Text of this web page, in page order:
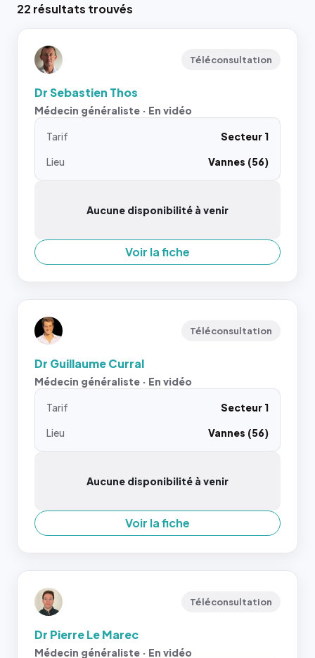
22 résultats trouvés
Téléconsultation
Dr Sebastien Thos
Médecin généraliste · En vidéo
Tarif
Secteur 1
Lieu
Vannes (56)
Aucune disponibilité à venir
Voir la fiche
Téléconsultation
Dr Guillaume Curral
Médecin généraliste · En vidéo
Tarif
Secteur 1
Lieu
Vannes (56)
Aucune disponibilité à venir
Voir la fiche
Téléconsultation
Dr Pierre Le Marec
Médecin généraliste · En vidéo